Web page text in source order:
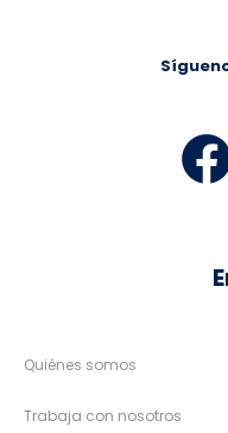
Quiénes somos
Trabaja con nosotros